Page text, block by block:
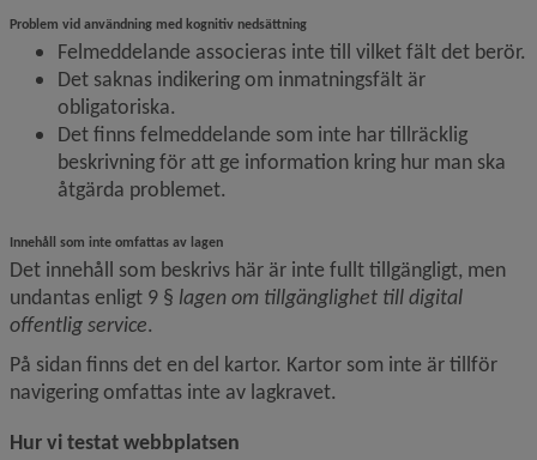
Problem vid användning med kognitiv nedsättning
Felmeddelande associeras inte till vilket fält det berör.
Det saknas indikering om inmatningsfält är
obligatoriska.
Det finns felmeddelande som inte har tillräcklig
beskrivning för att ge information kring hur man ska
åtgärda problemet.
Innehåll som inte omfattas av lagen
Det innehåll som beskrivs här är inte fullt tillgängligt, men
undantas enligt 9 § lagen om tillgänglighet till digital
offentlig service.
På sidan finns det en del kartor. Kartor som inte är tillför
navigering omfattas inte av lagkravet.
Hur vi testat webbplatsen